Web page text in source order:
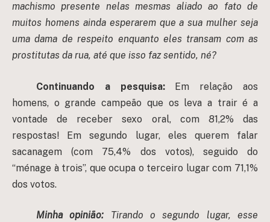
machismo presente nelas mesmas aliado ao fato de
muitos homens ainda esperarem que a sua mulher seja
uma dama de respeito enquanto eles transam com as
prostitutas da rua, até que isso faz sentido, né?
Continuando a pesquisa: Em relação aos
homens, o grande campeão que os leva a trair é a
vontade de receber sexo oral, com 81,2% das
respostas! Em segundo lugar, eles querem falar
sacanagem (com 75,4% dos votos), seguido do
“ménage à trois”, que ocupa o terceiro lugar com 71,1%
dos votos.
Minha opinião: Tirando o segundo lugar, esse